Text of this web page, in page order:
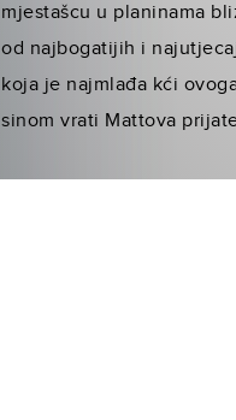
mjestašcu u planinama
od najbogatijih i
koja je najmlađa kći
sinom vrati Mattova